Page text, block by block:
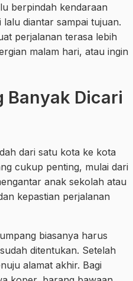
berpindah kendaraan
diantar sampai tujuan.
perjalanan terasa lebih
malam hari, atau ingin
Banyak Dicari
dari satu kota ke kota
cukup penting, mulai dari
anak sekolah atau
kepastian perjalanan
biasanya harus
ditentukan. Setelah
alamat akhir. Bagi